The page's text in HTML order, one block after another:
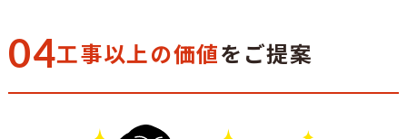
04工事以上の価値をご提案